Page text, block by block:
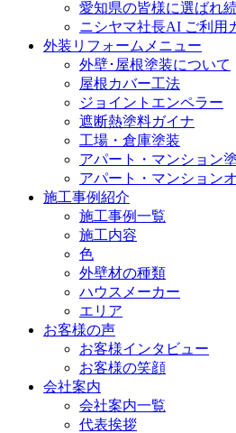
愛知県の皆様に選ばれ
ニシヤマ社長AI ご利用
外装リフォームメニュー
外壁･屋根塗装について
屋根カバー工法
ジョイントエンペラー
遮断熱塗料ガイナ
工場・倉庫塗装
アパート・マンション
アパート・マンション
施工事例紹介
施工事例一覧
施工内容
色
外壁材の種類
ハウスメーカー
エリア
お客様の声
お客様インタビュー
お客様の笑顔
会社案内
会社案内一覧
代表挨拶